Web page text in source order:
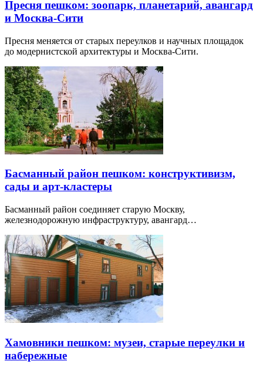
Пресня пешком: зоопарк, планетарий, авангард
и Москва-Сити
Пресня меняется от старых переулков и научных площадок
до модернистской архитектуры и Москва-Сити.
Басманный район пешком: конструктивизм,
сады и арт-кластеры
Басманный район соединяет старую Москву,
железнодорожную инфраструктуру, авангард…
Хамовники пешком: музеи, старые переулки и
набережные